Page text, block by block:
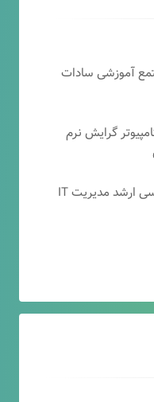
آموزشی سادات
گرایش نرم
_مقطع کارشناسی ارشد: کارشناسی ارشد مدیریت IT